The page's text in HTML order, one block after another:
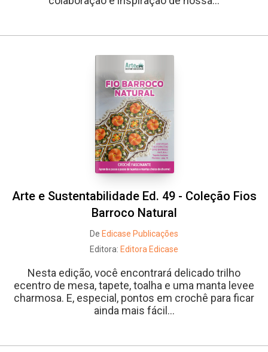
Arte e Sustentabilidade Ed. 49 - Coleção Fios
Barroco Natural
De Edicase Publicações
Editora: Editora Edicase
Nesta edição, você encontrará delicado trilho
ecentro de mesa, tapete, toalha e uma manta levee
charmosa. E, especial, pontos em crochê para ficar
ainda mais fácil...